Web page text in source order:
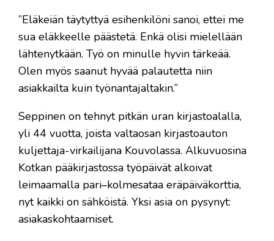
”Eläkeiän täytyttyä esihenkilöni sanoi, ettei me
sua eläkkeelle päästetä. Enkä olisi mielellään
lähtenytkään. Työ on minulle hyvin tärkeää.
Olen myös saanut hyvää palautetta niin
asiakkailta kuin työnantajaltakin.”
Seppinen on tehnyt pitkän uran kirjastoalalla,
yli 44 vuotta, joista valtaosan kirjastoauton
kuljettaja-virkailijana Kouvolassa. Alkuvuosina
Kotkan pääkirjastossa työpäivät alkoivat
leimaamalla pari–kolmesataa eräpäiväkorttia,
nyt kaikki on sähköistä. Yksi asia on pysynyt:
asiakaskohtaamiset.